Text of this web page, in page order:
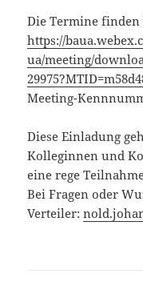
Die Termine finden
https://
ua/meeting/
Meeting-
Diese Einladung
Kolleginnen und
eine rege
Bei Fragen oder
Verteiler: